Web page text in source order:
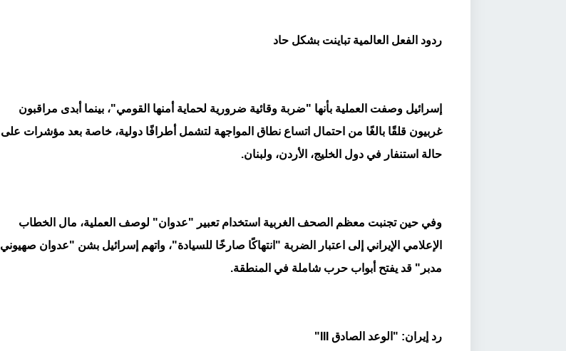
ردود الفعل العالمية تباينت بشكل حاد
إسرائيل وصفت العملية بأنها "ضربة وقائية ضرورية لحماية أمنها القومي"، بينما أبدى مراقبون
غربيون قلقًا بالغًا من احتمال اتساع نطاق المواجهة لتشمل أطرافًا دولية، خاصة بعد مؤشرات على
حالة استنفار في دول الخليج، الأردن، ولبنان.
وفي حين تجنبت معظم الصحف الغربية استخدام تعبير "عدوان" لوصف العملية، مال الخطاب
الإعلامي الإيراني إلى اعتبار الضربة "انتهاكًا صارخًا للسيادة"، واتهم إسرائيل بشن "عدوان صهيوني
مدبر" قد يفتح أبواب حرب شاملة في المنطقة.
رد إيران: "الوعد الصادق III"